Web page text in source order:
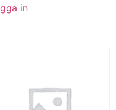
in